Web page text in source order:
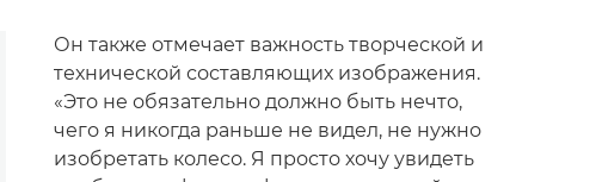
Он также отмечает важность творческой и
технической составляющих изображения.
«Это не обязательно должно быть нечто,
чего я никогда раньше не видел, не нужно
изобретать колесо. Я просто хочу увидеть